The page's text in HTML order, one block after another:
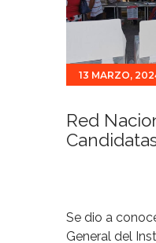
Para ti
13 MARZO,
Red
Se dio a
General del